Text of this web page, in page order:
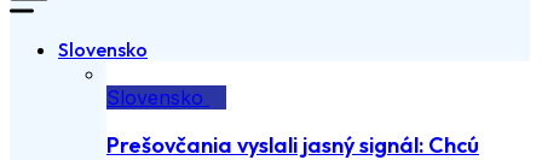
Slovensko
Slovensko
Prešovčania vyslali jasný signál: Chcú